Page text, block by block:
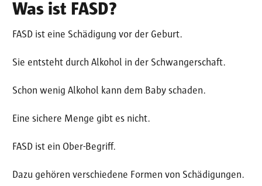
Was ist FASD?
FASD ist eine Schädigung vor der Geburt.
Sie entsteht durch Alkohol in der Schwangerschaft.
Schon wenig Alkohol kann dem Baby schaden.
Eine sichere Menge gibt es nicht.
FASD ist ein Ober-Begriff.
Dazu gehören verschiedene Formen von Schädigungen.